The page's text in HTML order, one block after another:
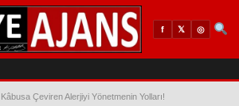
f 𝕏 ◎
Kâbusa Çeviren Alerjiyi Yönetmenin Yolları!